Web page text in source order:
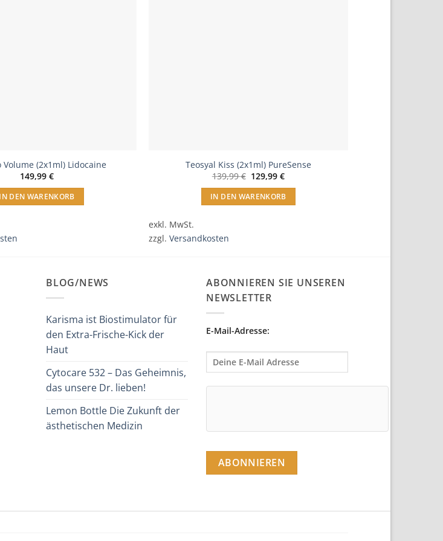
Volume (2x1ml) Lidocaine
149,99 €
IN DEN WARENKORB
Teosyal Kiss (2x1ml) PureSense
139,99€ Ursprünglicher
war:
139,99 €
129,99€Aktueller
ist:
129,99 €.
IN DEN WARENKORB
exkl. MwSt.
zzgl. Versandkosten
BLOG/NEWS
Karisma ist Biostimulator für
den Extra-Frische-Kick der
Haut
Cytocare 532 – Das Geheimnis,
das unsere Dr. lieben!
Lemon Bottle Die Zukunft der
ästhetischen Medizin
ABONNIEREN SIE UNSEREN
NEWSLETTER
E-Mail-Adresse: